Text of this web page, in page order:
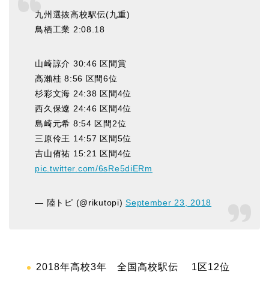
九州選抜高校駅伝(九重)
鳥栖工業 2:08.18
山崎諒介 30:46 区間賞
高瀨桂 8:56 区間6位
杉彩文海 24:38 区間4位
西久保遼 24:46 区間4位
島崎元希 8:54 区間2位
三原伶王 14:57 区間5位
吉山侑祐 15:21 区間4位
pic.twitter.com/6sRe5diERm
— 陸トピ (@rikutopi)September 23, 2018
2018年高校3年 全国高校駅伝 1区12位